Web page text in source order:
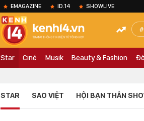
EMAGAZINE ID.14 SHOWLIVE
Star Ciné Musik Beauty & Fashion
STAR SAO VIỆT HỘI BẠN THÂN